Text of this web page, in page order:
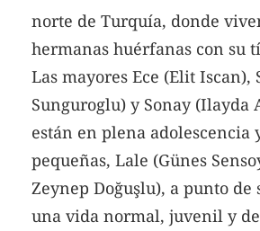
norte de Turquía, donde
hermanas huérfanas con su
Las mayores Ece (Elit Iscan),
Sunguroglu) y Sonay (Ilayda
están en plena adolescencia
pequeñas, Lale (Günes
Zeynep Doğuşlu), a punto de
una vida normal, juvenil y